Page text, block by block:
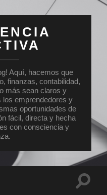
Aquí, hacemos que
finanzas, contabilidad,
más sean claros y
los emprendedores y
oportunidades de
fácil, directa y hecha
con consciencia y